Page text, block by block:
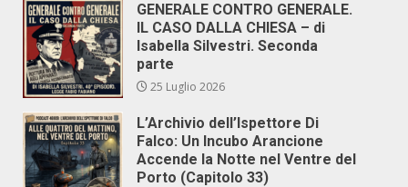
GENERALE CONTRO GENERALE.
IL CASO DALLA CHIESA – di
Isabella Silvestri. Seconda
parte
25 Luglio 2026
L’Archivio dell’Ispettore Di
Falco: Un Incubo Arancione
Accende la Notte nel Ventre del
Porto (Capitolo 33)